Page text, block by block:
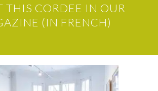
THIS CORDEE IN OUR
(IN FRENCH)